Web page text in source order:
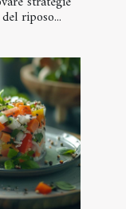
riposo...